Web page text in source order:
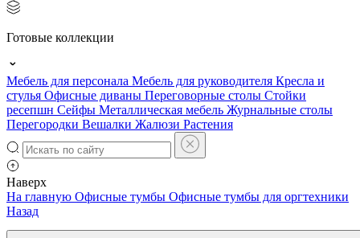
Готовые коллекции
Мебель для персонала Мебель для руководителя Кресла и
стулья Офисные диваны Переговорные столы Стойки
ресепшн Сейфы Металлическая мебель Журнальные столы
Перегородки Вешалки Жалюзи Растения
Наверх
На главную Офисные тумбы Офисные тумбы для оргтехники
Назад